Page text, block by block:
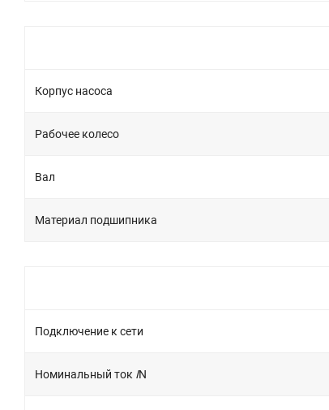
Корпус насоса
Рабочее колесо
Вал
Материал подшипника
Подключение к сети
Номинальный ток IN